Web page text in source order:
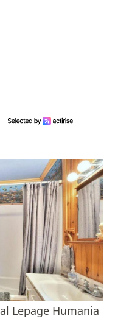
Lepage Humania